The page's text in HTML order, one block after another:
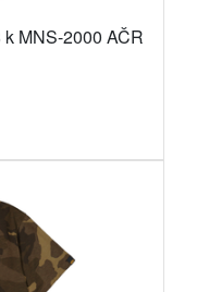
MNS-2000 AČR